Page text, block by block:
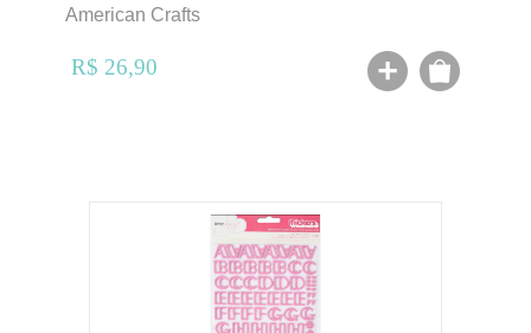
American Crafts
R$ 26,90